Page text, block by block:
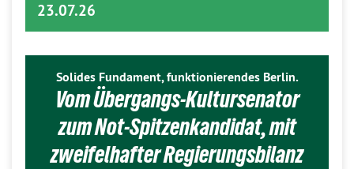
23.07.26
Solides Fundament, funktionierendes Berlin.
Vom Übergangs-Kultursenator
zum Not-Spitzenkandidat, mit
zweifelhafter Regierungsbilanz